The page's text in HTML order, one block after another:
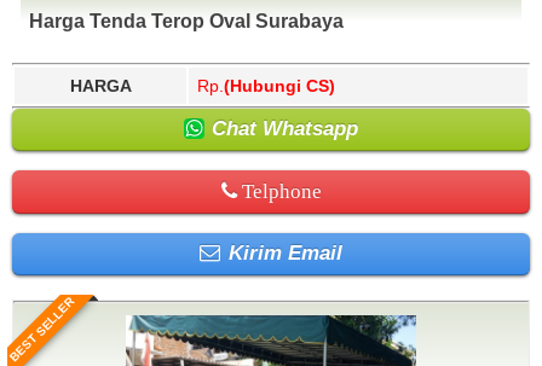
Harga Tenda Terop Oval Surabaya
HARGA Rp. (Hubungi CS)
Chat Whatsapp
Telphone
Kirim Email
BEST SELLER